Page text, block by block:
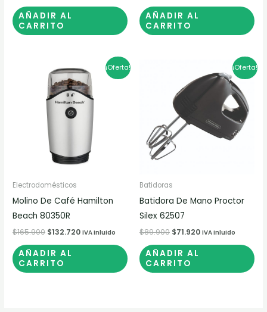
AÑADIR AL
CARRITO
AÑADIR AL
CARRITO
¡Oferta!
Electrodomésticos
Molino De Café Hamilton
Beach 80350R
$165.900
precio
original
era:
$165.900.
$132.720
precio
actual
es:
$132.720.
IVA inluido
AÑADIR AL
CARRITO
¡Oferta!
Batidoras
Batidora De Mano Proctor
Silex 62507
$89.900
original
era:
$89.900.
$71.920
precio
actual
$71.920.
IVA inluido
AÑADIR AL
CARRITO